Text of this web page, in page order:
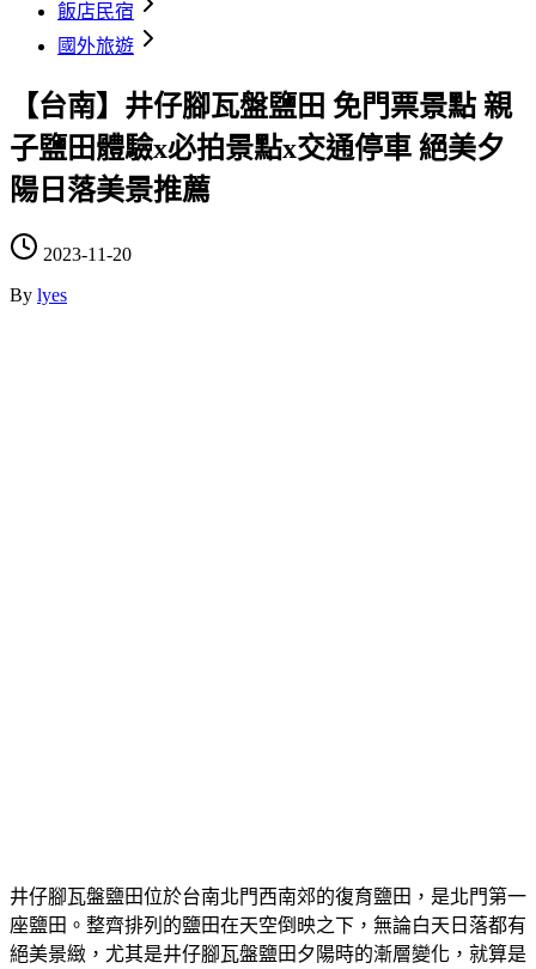
飯店民宿
國外旅遊
【台南】井仔腳瓦盤鹽田 免門票景點 親
子鹽田體驗x必拍景點x交通停車 絕美夕
陽日落美景推薦
2023-11-20
By lyes
井仔腳瓦盤鹽田位於台南北門西南郊的復育鹽田，是北門第一
座鹽田。整齊排列的鹽田在天空倒映之下，無論白天日落都有
絕美景緻，尤其是井仔腳瓦盤鹽田夕陽時的漸層變化，就算是